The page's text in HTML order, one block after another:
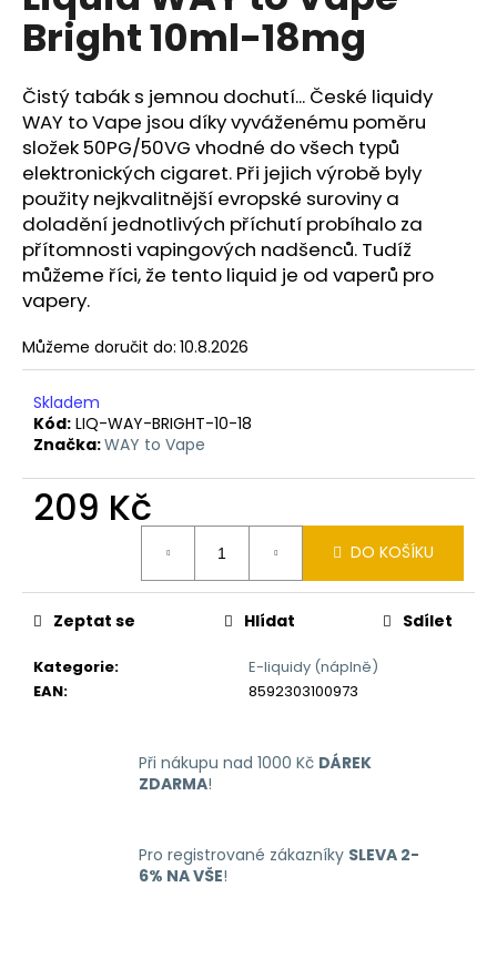
0,0
hvězdiček.
Bright 10ml-18mg
Čistý tabák s jemnou dochutí... České liquidy
WAY to Vape jsou díky vyváženému poměru
složek 50PG/50VG vhodné do všech typů
elektronických cigaret. Při jejich výrobě byly
použity nejkvalitnější evropské suroviny a
doladění jednotlivých příchutí probíhalo za
přítomnosti vapingových nadšenců. Tudíž
můžeme říci, že tento liquid je od vaperů pro
vapery.
Můžeme doručit do: 10.8.2026
Skladem
Kód: LIQ-WAY-BRIGHT-10-18
Značka:WAY to Vape
209 Kč
DO KOŠÍKU
Kategorie:
E-liquidy (náplně)
EAN: 8592303100973
Zeptat se Hlídat Sdílet
Při nákupu nad 1000 Kč DÁREK
ZDARMA!
Pro registrované zákazníky SLEVA 2-
6% NA VŠE!
a
j
í
t
?
HLEDAT
D
o
p
o
u
u
m
e
LIQUID